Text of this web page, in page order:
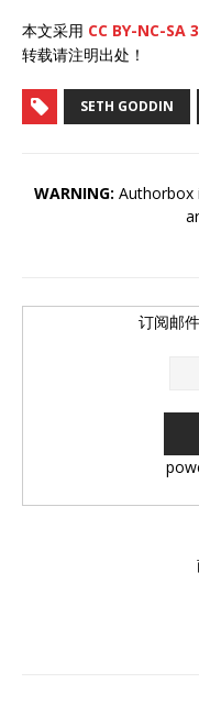
本文采用 CC BY-NC-SA
转载请注明出处！
SETH GODDIN
WARNING: Authorbox
订阅邮